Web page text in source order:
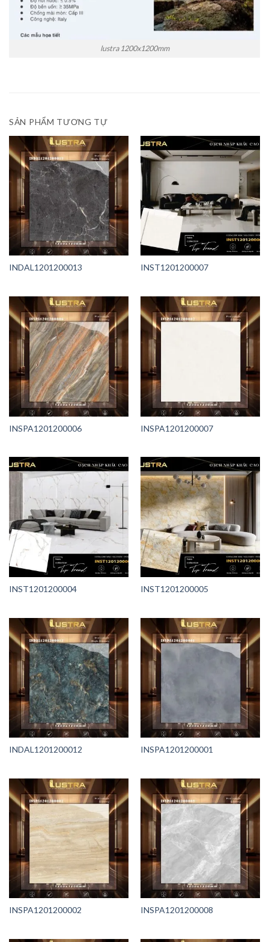
lustra 1200x1200mm
SẢN PHẨM TƯƠNG TỰ
INDAL1201200013 INST1201200007
INSPA1201200006 INSPA1201200007
INST1201200004 INST1201200005
INDAL1201200012 INSPA1201200001
INSPA1201200002 INSPA1201200008